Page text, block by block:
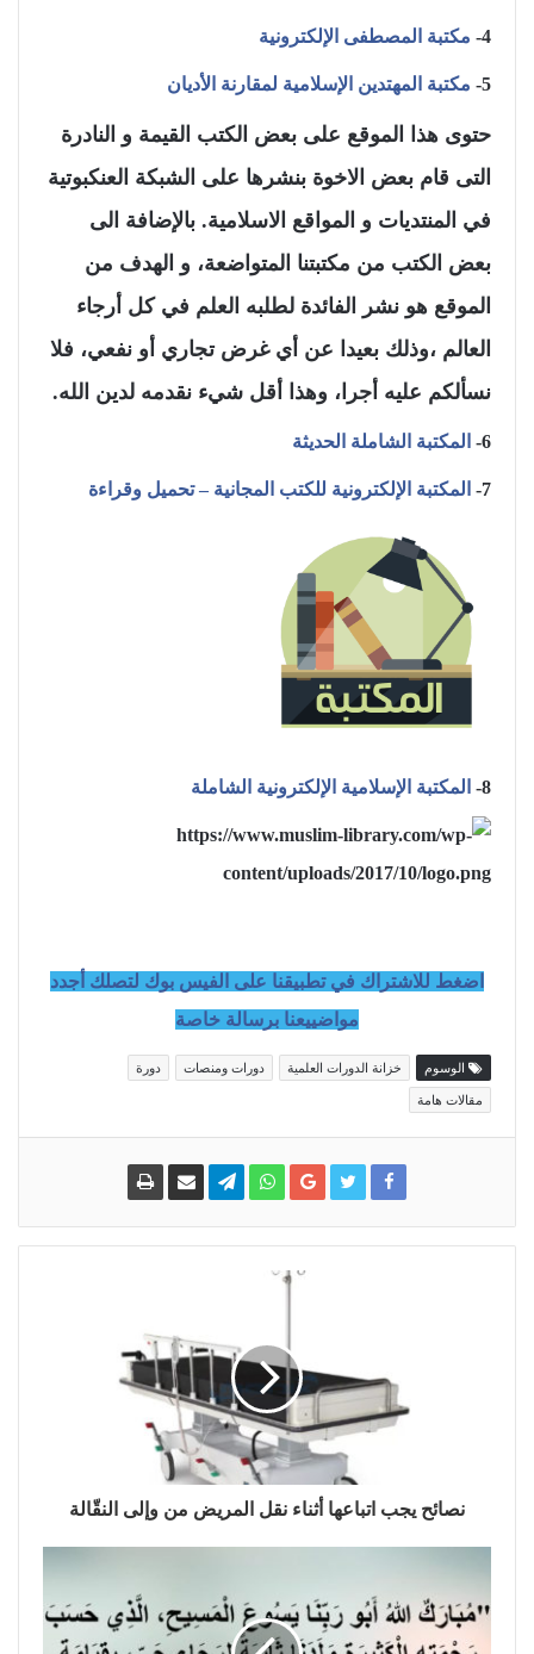
4- مكتبة المصطفى الإلكترونية
5- مكتبة المهتدين الإسلامية لمقارنة الأديان
حتوى هذا الموقع على بعض الكتب القيمة و النادرة
التى قام بعض الاخوة بنشرها على الشبكة العنكبوتية
في المنتديات و المواقع الاسلامية. بالإضافة الى
بعض الكتب من مكتبتنا المتواضعة، و الهدف من
الموقع هو نشر الفائدة لطلبه العلم في كل أرجاء
العالم ،وذلك بعيدا عن أي غرض تجاري أو نفعي، فلا
نسألكم عليه أجرا، وهذا أقل شيء نقدمه لدين الله.
6- المكتبة الشاملة الحديثة
7- المكتبة الإلكترونية للكتب المجانية – تحميل وقراءة
8- المكتبة الإسلامية الإلكترونية الشاملة
اضغط للاشتراك في تطبيقنا على الفيس بوك لتصلك أجدد
مواضييعنا برسالة خاصة
الوسوم خزانة الدورات العلمية دورات ومنصات دورة
مقالات هامة
نصائح يجب اتباعها أثناء نقل المريض من وإلى النقّالة